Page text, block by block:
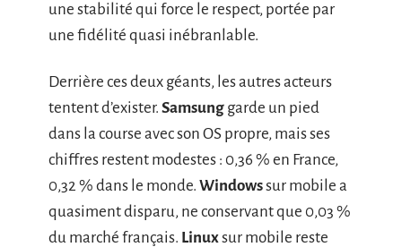
une stabilité qui force le respect, portée par
une fidélité quasi inébranlable.
Derrière ces deux géants, les autres acteurs
tentent d’exister. Samsung garde un pied
dans la course avec son OS propre, mais ses
chiffres restent modestes : 0,36 % en France,
0,32 % dans le monde. Windowssur mobile a
quasiment disparu, ne conservant que 0,03 %
du marché français. Linuxsur mobile reste